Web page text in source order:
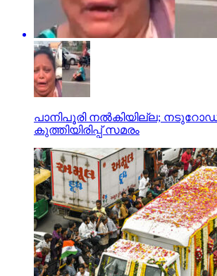
പാനിപൂരി നല്‍കിയില്ല;
കുത്തിയിരിപ്പ് സമരം